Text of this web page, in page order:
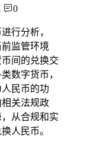
0
行分析，
监管环境
间的兑换交
数字货币，
民币的功
关法规政
从合规和实
人民币。